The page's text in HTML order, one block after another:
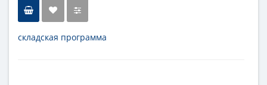
складская программа